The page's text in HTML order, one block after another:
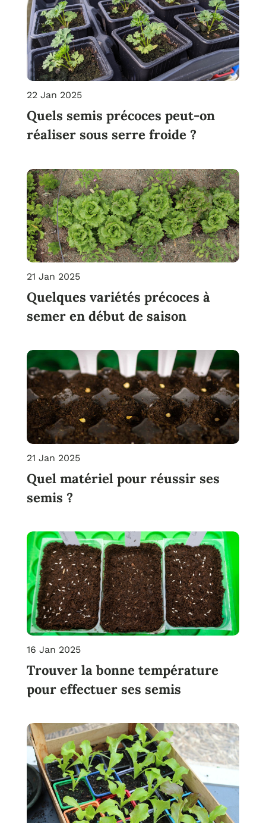
Quels semis précoces peut-on
réaliser sous serre froide ?
22 Jan 2025
Quelques variétés précoces à
semer en début de saison
21 Jan 2025
Quel matériel pour réussir ses
semis ?
21 Jan 2025
Trouver la bonne température
pour effectuer ses semis
16 Jan 2025